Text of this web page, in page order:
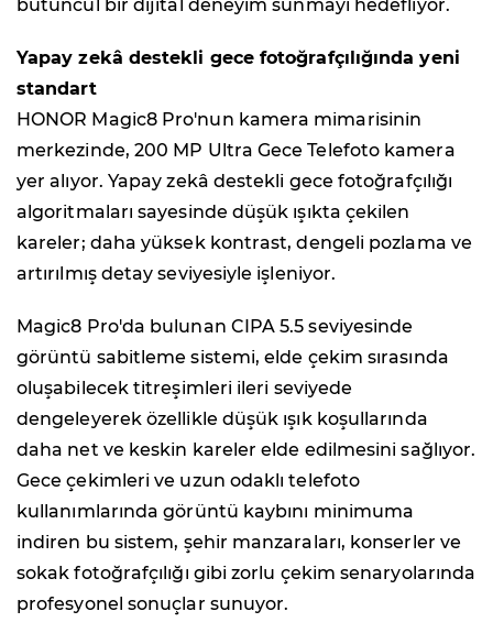
bütüncül bir dijital deneyim sunmayı hedefliyor.
Yapay zekâ destekli gece fotoğrafçılığında yeni
standart
HONOR Magic8 Pro'nun kamera mimarisinin
merkezinde, 200 MP Ultra Gece Telefoto kamera
yer alıyor. Yapay zekâ destekli gece fotoğrafçılığı
algoritmaları sayesinde düşük ışıkta çekilen
kareler; daha yüksek kontrast, dengeli pozlama ve
artırılmış detay seviyesiyle işleniyor.
Magic8 Pro'da bulunan CIPA 5.5 seviyesinde
görüntü sabitleme sistemi, elde çekim sırasında
oluşabilecek titreşimleri ileri seviyede
dengeleyerek özellikle düşük ışık koşullarında
daha net ve keskin kareler elde edilmesini sağlıyor.
Gece çekimleri ve uzun odaklı telefoto
kullanımlarında görüntü kaybını minimuma
indiren bu sistem, şehir manzaraları, konserler ve
sokak fotoğrafçılığı gibi zorlu çekim senaryolarında
profesyonel sonuçlar sunuyor.